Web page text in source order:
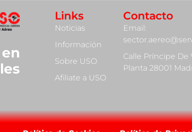
Links
Noticias
Información
Sobre USO
Afiliate a USO
Contacto
Email:
Calle Príncipe De
Planta 28001